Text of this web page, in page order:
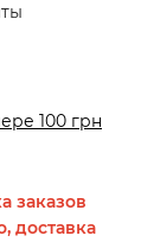
100 грн
заказов
доставка